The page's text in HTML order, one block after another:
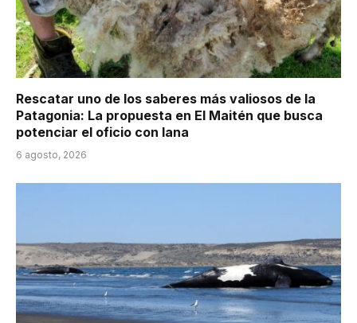
Rescatar uno de los saberes más valiosos de la
Patagonia: La propuesta en El Maitén que busca
potenciar el oficio con lana
6 agosto, 2026